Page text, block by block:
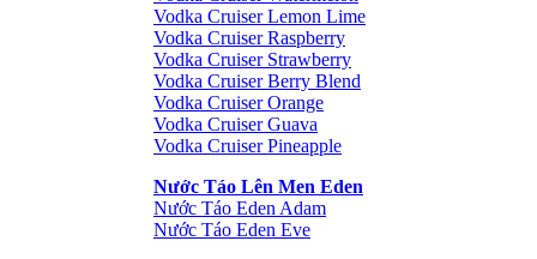
Vodka Cruiser Lemon Lime
Vodka Cruiser Raspberry
Vodka Cruiser Strawberry
Vodka Cruiser Berry Blend
Vodka Cruiser Orange
Vodka Cruiser Guava
Vodka Cruiser Pineapple
Nước Táo Lên Men Eden
Nước Táo Eden Adam
Nước Táo Eden Eve